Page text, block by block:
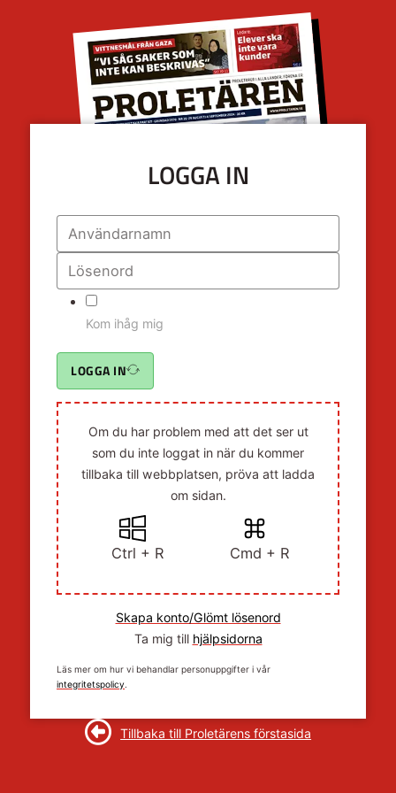
LOGGA IN
Kom ihåg mig
LOGGA IN
Om du har problem med att det ser ut
som du inte loggat in när du kommer
tillbaka till webbplatsen, pröva att ladda
om sidan.
Ctrl + R Cmd + R
Skapa konto/Glömt lösenord
Ta mig till hjälpsidorna
Läs mer om hur vi behandlar personuppgifter i vår
integritetspolicy.
Tillbaka till Proletärens förstasida